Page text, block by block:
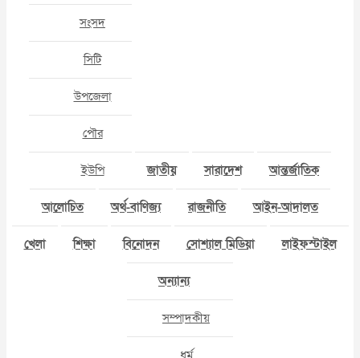
সংসদ
সিটি
উপজেলা
পৌর
ইউপি জাতীয় সারাদেশ আন্তর্জাতিক
আলোচিত অর্থ-বাণিজ্য রাজনীতি আইন-আদালত
খেলা শিক্ষা বিনোদন সোশ্যাল মিডিয়া লাইফস্টাইল
অন্যান্য
সম্পাদকীয়
ধর্ম